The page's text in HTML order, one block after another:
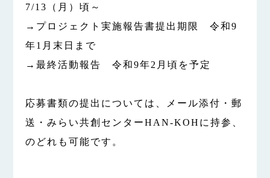
7/13（月）頃～
→プロジェクト実施報告書提出期限 令和9
年1月末日まで
→最終活動報告 令和9年2月頃を予定
応募書類の提出については、メール添付・郵
送・みらい共創センターHAN-KOHに持参、
のどれも可能です。